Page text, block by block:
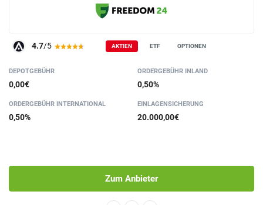
AKTIEN ETF OPTIONEN
4.7/5
DEPOTGEBÜHR
0,00€
ORDER­GEBÜHR INLAND
0,50%
ORDER­GEBÜHR INTER­NATIONAL
0,50%
EINLAGEN­SICHERUNG
20.000,00€
Zum Anbieter